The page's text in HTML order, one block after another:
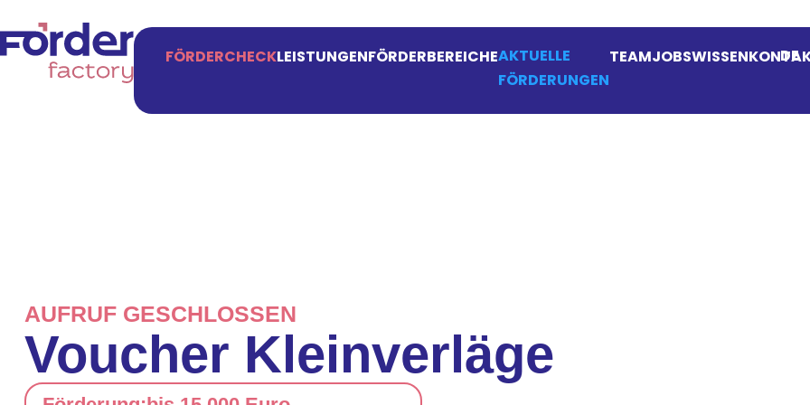
FÖRDERCHECKLEISTUNGENFÖRDERBEREICHEAKTUELLE
FÖRDERUNGEN
TEAMJOBSWISSEN DE
AUFRUF GESCHLOSSEN
Voucher Kleinverläge